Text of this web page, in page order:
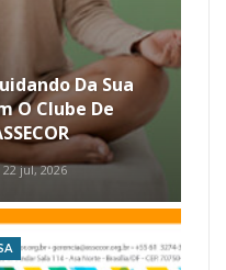
Da Sua
O Clube De
22 jul, 2026